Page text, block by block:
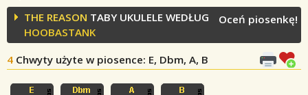
THE REASON TABY UKULELE WEDŁUG
HOOBASTANK
4 Chwyty użyte w piosence: E, Dbm, A, B
Oceń piosenkę!